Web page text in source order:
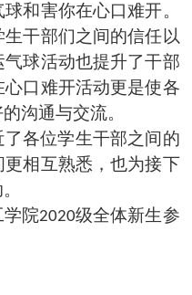
和害你在心口难开。
干部们之间的信任以
球活动也提升了干部
口难开活动更是使各
沟通与交流。
各位学生干部之间的
相互熟悉，也为接下
学院2020级全体新生参